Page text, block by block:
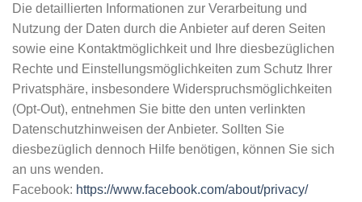
Die detaillierten Informationen zur Verarbeitung und
Nutzung der Daten durch die Anbieter auf deren Seiten
sowie eine Kontaktmöglichkeit und Ihre diesbezüglichen
Rechte und Einstellungsmöglichkeiten zum Schutz Ihrer
Privatsphäre, insbesondere Widerspruchsmöglichkeiten
(Opt-Out), entnehmen Sie bitte den unten verlinkten
Datenschutzhinweisen der Anbieter. Sollten Sie
diesbezüglich dennoch Hilfe benötigen, können Sie sich
an uns wenden.
Facebook: https://www.facebook.com/about/privacy/